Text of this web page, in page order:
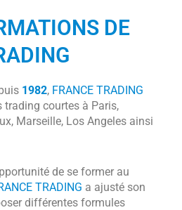
DE
1982, FRANCE TRADING
courtes à Paris,
Marseille, Los Angeles ainsi
de se former au
TRADING a ajusté son
différentes formules